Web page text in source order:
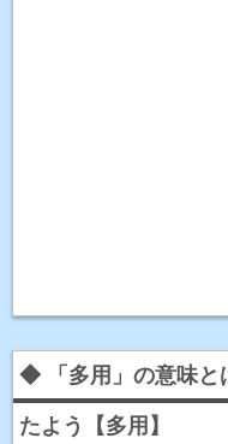
◆ 「多用」の意味と
たよう【多用】